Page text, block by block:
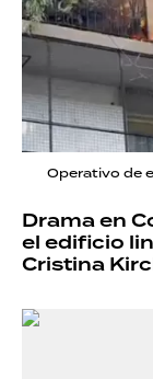
Operativo de
Drama en
el edificio
Cristina